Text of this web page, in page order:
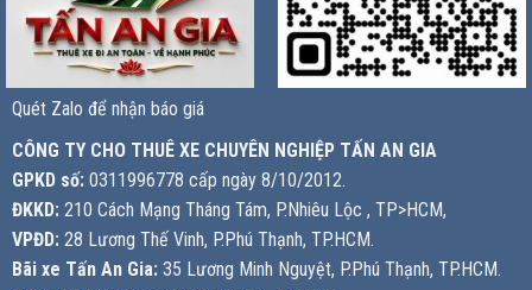
Quét Zalo để nhận báo giá
CÔNG TY CHO THUÊ XE CHUYÊN NGHIỆP TẤN AN GIA
GPKD số: 0311996778 cấp ngày 8/10/2012.
ĐKKD: 210 Cách Mạng Tháng Tám, P.Nhiêu Lộc , TP>HCM,
VPĐD: 28 Lương Thế Vinh, P.Phú Thạnh, TP.HCM.
Bãi xe Tấn An Gia: 35 Lương Minh Nguyệt, P.Phú Thạnh, TP.HCM.